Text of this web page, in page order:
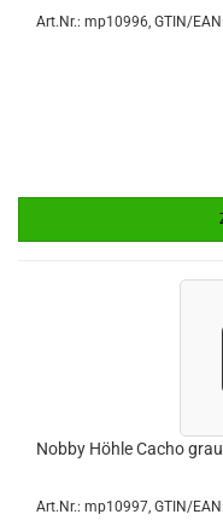
Art.Nr.: mp10996 GTIN/
Nobby Höhle Cacho
Art.Nr.: mp10997 GTIN/